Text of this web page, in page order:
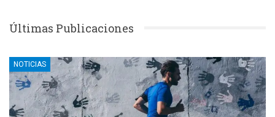
Últimas Publicaciones
NOTICIAS